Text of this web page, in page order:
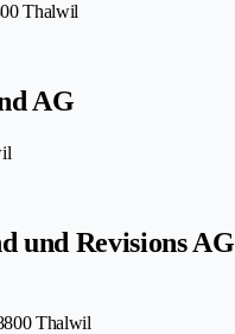
Thalwil
AG
und Revisions AG
Thalwil